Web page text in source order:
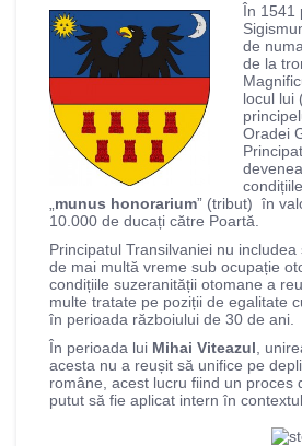
În 1541
de
de la
locul lui
Oradei
munus honorarium” (tribut) în
10.000 de ducați către Poartă.
Principatul Transilvaniei nu
de mai multă vreme sub ocupație
condițiile suzeranității otomane a
multe tratate pe poziții de egalitate
în perioada războiului de 30 de ani.
În perioada lui Mihai Viteazul ,
acesta nu a reușit să unifice pe
române, acest lucru fiind un proces
putut să fie aplicat intern în